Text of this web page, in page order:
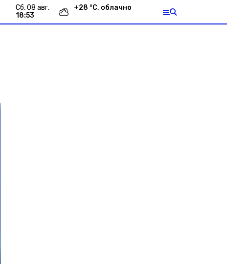
сб, 08 авг.
18:53
+28 °С, облачно